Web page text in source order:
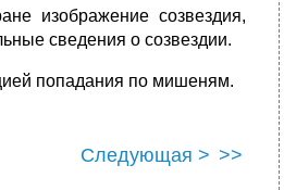
изображение созвездия,
сведения о созвездии.
попадания по мишеням.
Следующая > >>